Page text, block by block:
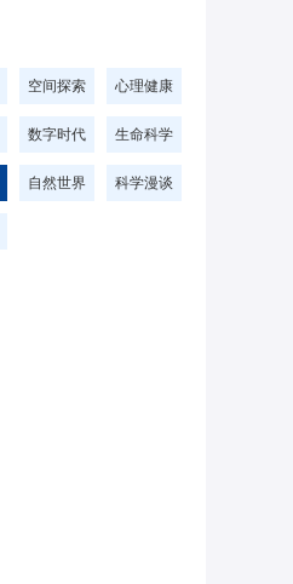
空间探索 心理健康
数字时代 生命科学
自然世界 科学漫谈